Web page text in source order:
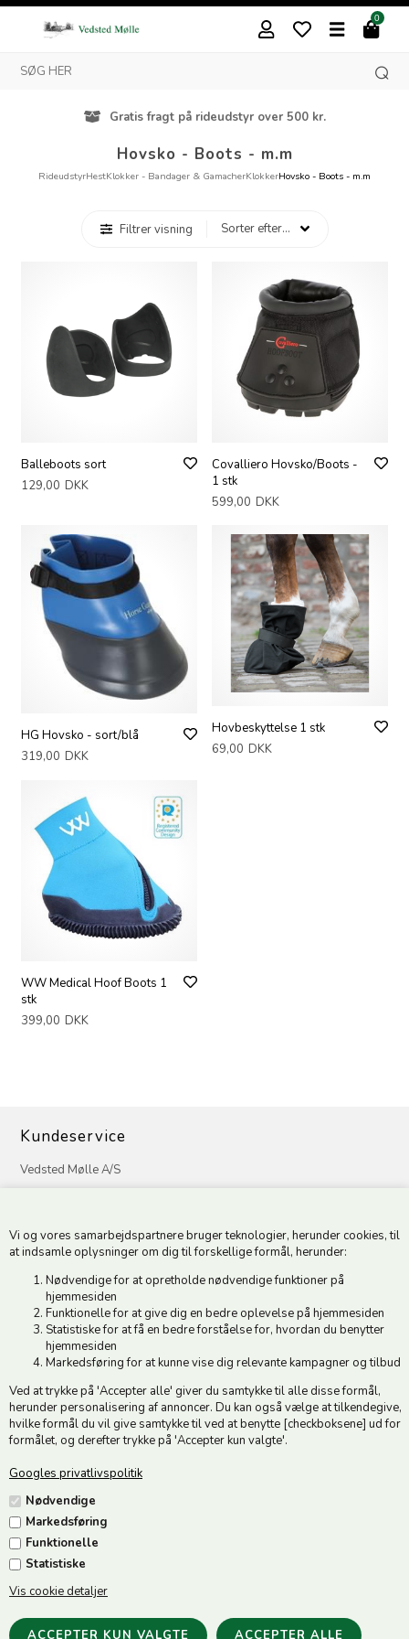
Vi og vores samarbejdspartnere bruger teknologier, herunder cookies, til
at indsamle oplysninger om dig til forskellige formål, herunder:
Nødvendige for at opretholde nødvendige funktioner på
hjemmesiden
Funktionelle for at give dig en bedre oplevelse på hjemmesiden
Statistiske for at få en bedre forståelse for, hvordan du benytter
hjemmesiden
Markedsføring for at kunne vise dig relevante kampagner og tilbud
Ved at trykke på 'Accepter alle' giver du samtykke til alle disse formål,
herunder personalisering af annoncer. Du kan også vælge at tilkendegive,
hvilke formål du vil give samtykke til ved at benytte [checkboksene] ud for
formålet, og derefter trykke på 'Accepter kun valgte'.
Googles privatlivspolitik
Nødvendige
Markedsføring
Funktionelle
Statistiske
Vis cookie detaljer
0
Gratis fragt på rideudstyr over 500 kr.
Hovsko - Boots - m.m
RideudstyrHestKlokker - Bandager & GamacherKlokkerHovsko - Boots - m.m
Filtrer visning
Balleboots sort
129,00 DKK
Covalliero Hovsko/Boots -
1 stk
599,00 DKK
HG Hovsko - sort/blå
319,00 DKK
Hovbeskyttelse 1 stk
69,00 DKK
WW Medical Hoof Boots 1
stk
399,00 DKK
Kundeservice
Vedsted Mølle A/S
CVR 49879415 Mailvedstedmoelle@post.tele.dk
Åbningstider: Man-Fre 9.00-17.00 | Middagslukket 12.00-12.30 |
Lørdag 9.00-12.00
Hold dig opdateret
Tilmeld dig vores nyhedsbrev og modtag gode tilbud :)
Jeg accepterer vilkårene
Følg os